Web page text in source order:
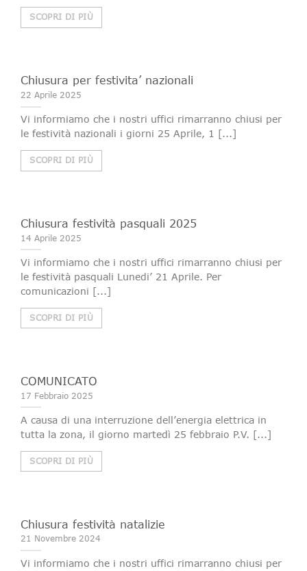
SCOPRI DI PIÙ
Chiusura per festivita’ nazionali
22 Aprile 2025
Vi informiamo che i nostri uffici rimarranno chiusi per
le festività nazionali i giorni 25 Aprile, 1 [...]
SCOPRI DI PIÙ
Chiusura festività pasquali 2025
14 Aprile 2025
Vi informiamo che i nostri uffici rimarranno chiusi per
le festività pasquali Lunedi’ 21 Aprile. Per
comunicazioni [...]
SCOPRI DI PIÙ
COMUNICATO
17 Febbraio 2025
A causa di una interruzione dell’energia elettrica in
tutta la zona, il giorno martedì 25 febbraio P.V. [...]
SCOPRI DI PIÙ
Chiusura festività natalizie
21 Novembre 2024
Vi informiamo che i nostri uffici rimarranno chiusi per